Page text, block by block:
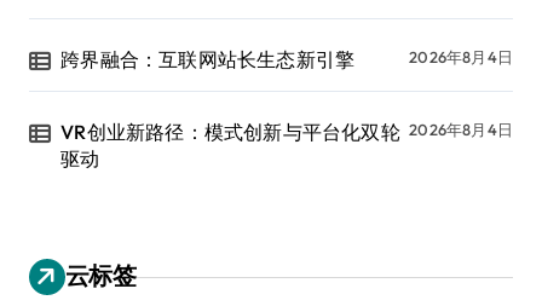
跨界融合：互联网站长生态新引擎 2026年8月4日
VR创业新路径：模式创新与平台化双轮
驱动
2026年8月4日
云标签